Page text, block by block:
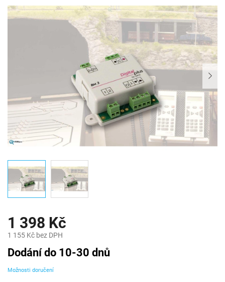
1 398 Kč
1 155 Kč bez DPH
Měrná
cena:
Dodání do 10-30 dnů
Možnosti doručení